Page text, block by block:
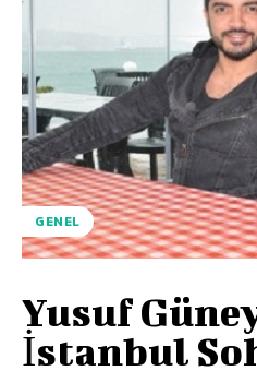
GENEL
Yusuf
İstanbul